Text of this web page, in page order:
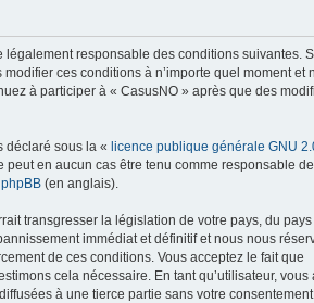
légalement responsable des conditions suivantes.
ces conditions à n’importe quel moment et
à participer à « CasusNO » après que des
déclaré sous la « licence publique générale GNU
en aucun cas être tenu comme responsable
(en anglais).
transgresser la législation de votre pays, du
immédiat et définitif et nous nous
de ces conditions. Vous acceptez le fait que
cela nécessaire. En tant qu’utilisateur, vous
à une tierce partie sans votre